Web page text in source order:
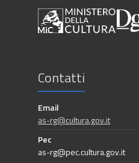
Contatti
Email
as-rg@cultura.gov.it
Pec
as-rg@pec.cultura.gov.it